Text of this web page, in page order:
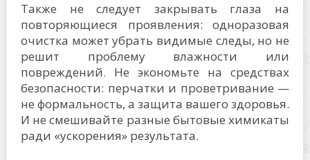
Также не следует закрывать глаза на
повторяющиеся проявления: одноразовая
очистка может убрать видимые следы, но не
решит проблему влажности или
повреждений. Не экономьте на средствах
безопасности: перчатки и проветривание —
не формальность, а защита вашего здоровья.
И не смешивайте разные бытовые химикаты
ради «ускорения» результата.